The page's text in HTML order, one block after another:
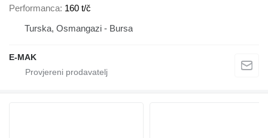
Performanca 160 t/č
Turska, Osmangazi - Bursa
E-MAK